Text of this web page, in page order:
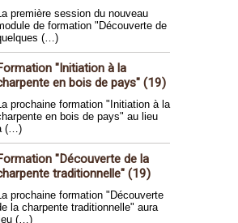
première session du nouveau
de formation "Découverte de
(…)
"Initiation à la
en bois de pays" (19)
prochaine formation "Initiation à la
en bois de pays" au lieu
(…)
"Découverte de la
traditionnelle" (19)
prochaine formation "Découverte
la charpente traditionnelle" aura
(…)